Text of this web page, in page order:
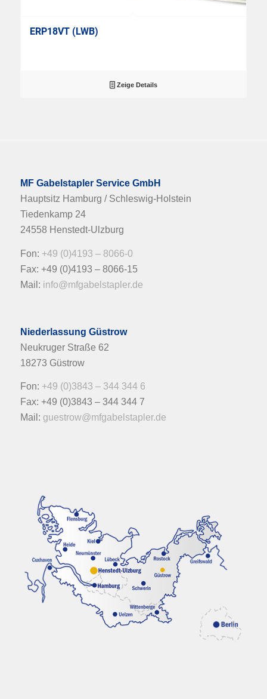
ERP18VT (LWB)
Zeige Details
MF Gabelstapler Service GmbH
Hauptsitz Hamburg / Schleswig-Holstein
Tiedenkamp 24
24558 Henstedt-Ulzburg
Fon: +49 (0)4193 – 8066-0
Fax: +49 (0)4193 – 8066-15
Mail: info@mfgabelstapler.de
Niederlassung Güstrow
Neukruger Straße 62
18273 Güstrow
Fon: +49 (0)3843 – 344 344 6
Fax: +49 (0)3843 – 344 344 7
Mail: guestrow@mfgabelstapler.de